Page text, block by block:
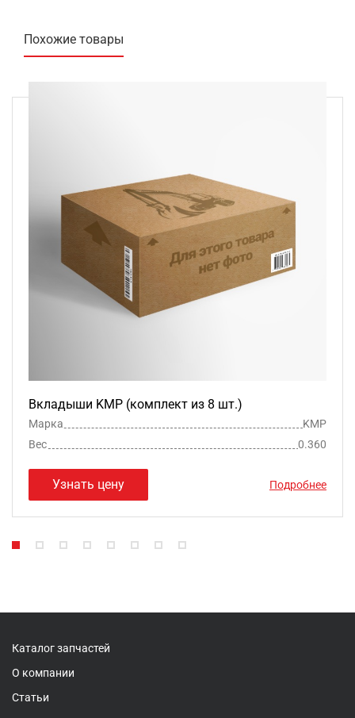
Похожие товары
Вкладыши KMP (комплект из 8 шт.)
Марка
KMP
Вес
0.360
Узнать цену Подробнее
Каталог запчастей
О компании
Статьи